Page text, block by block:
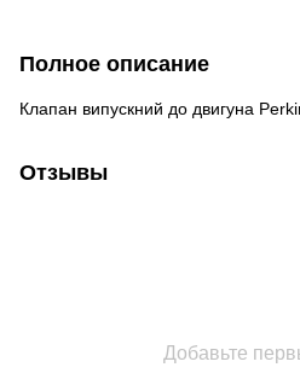
Полное описание
Клапан випускний до двигуна
Отзывы
Добавьте